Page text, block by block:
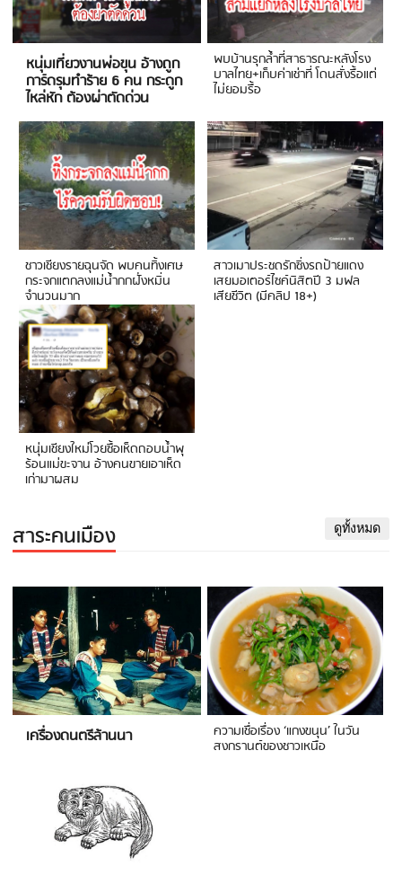
หนุ่มเที่ยวงานพ่อขุน อ้างถูก
การ์ดรุมทำร้าย 6 คน กระดูก
ไหล่หัก ต้องผ่าตัดด่วน
พบบ้านรุกล้ำที่สาธารณะหลังโรง
บาลไทย+เก็บค่าเช่าที่ โดนสั่งรื้อแต่
ไม่ยอมรื้อ
ชาวเชียงรายฉุนจัด พบคนทิ้งเศษ
กระจกแตกลงแม่น้ำกกฝั่งหมิ่น
จำนวนมาก
สาวเมาประชดรักซิ่งรถป้ายแดง
เสยมอเตอร์ไซค์นิสิตปี 3 มฟล
เสียชีวิต (มีคลิป 18+)
หนุ่มเชียงใหม่โวยซื้อเห็ดถอบน้ำพุ
ร้อนแม่ขะจาน อ้างคนขายเอาเห็ด
เก่ามาผสม
สาระคนเมือง ดูทั้งหมด
เครื่องดนตรีล้านนา ความเชื่อเรื่อง ‘แกงขนุน’ ในวัน
สงกรานต์ของชาวเหนือ